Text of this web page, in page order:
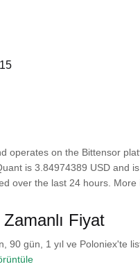
operates on the Bittensor
is 3.84974389 USD and
over the last 24 hours.
Fiyat
90 gün, 1 yıl ve Poloniex'te